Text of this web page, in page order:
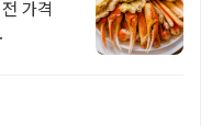
가격